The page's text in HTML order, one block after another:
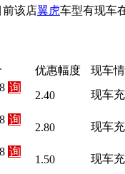
前该店翼虎车型有现车
优惠幅度
现车
询
2.40 现车
询
2.80 现车
询
1.50 现车